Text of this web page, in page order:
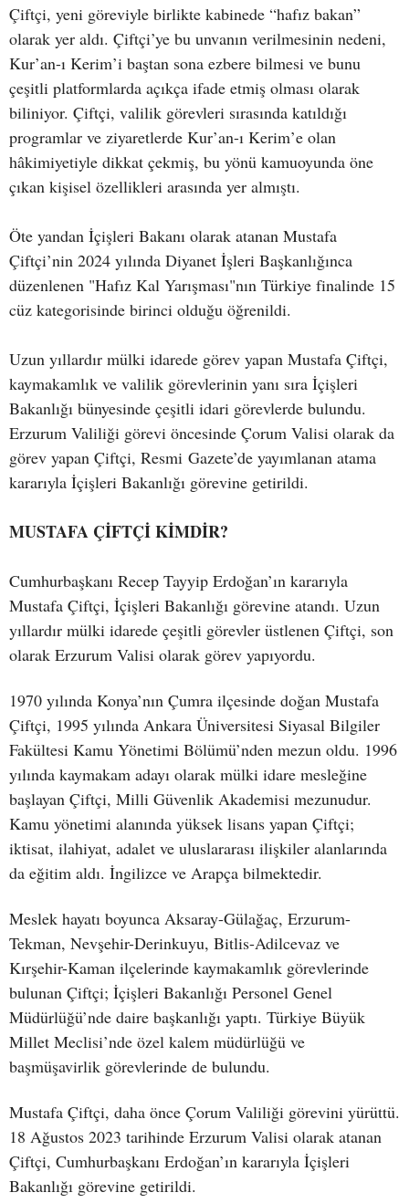
Çiftçi, yeni göreviyle birlikte kabinede “hafız bakan”
olarak yer aldı. Çiftçi’ye bu unvanın verilmesinin nedeni,
Kur’an-ı Kerim’i baştan sona ezbere bilmesi ve bunu
çeşitli platformlarda açıkça ifade etmiş olması olarak
biliniyor. Çiftçi, valilik görevleri sırasında katıldığı
programlar ve ziyaretlerde Kur’an-ı Kerim’e olan
hâkimiyetiyle dikkat çekmiş, bu yönü kamuoyunda öne
çıkan kişisel özellikleri arasında yer almıştı.
Öte yandan İçişleri Bakanı olarak atanan Mustafa
Çiftçi’nin 2024 yılında Diyanet İşleri Başkanlığınca
düzenlenen "Hafız Kal Yarışması"nın Türkiye finalinde 15
cüz kategorisinde birinci olduğu öğrenildi.
Uzun yıllardır mülki idarede görev yapan Mustafa Çiftçi,
kaymakamlık ve valilik görevlerinin yanı sıra İçişleri
Bakanlığı bünyesinde çeşitli idari görevlerde bulundu.
Erzurum Valiliği görevi öncesinde Çorum Valisi olarak da
görev yapan Çiftçi, Resmi Gazete’de yayımlanan atama
kararıyla İçişleri Bakanlığı görevine getirildi.
MUSTAFA ÇİFTÇİ KİMDİR?
Cumhurbaşkanı Recep Tayyip Erdoğan’ın kararıyla
Mustafa Çiftçi, İçişleri Bakanlığı görevine atandı. Uzun
yıllardır mülki idarede çeşitli görevler üstlenen Çiftçi, son
olarak Erzurum Valisi olarak görev yapıyordu.
1970 yılında Konya’nın Çumra ilçesinde doğan Mustafa
Çiftçi, 1995 yılında Ankara Üniversitesi Siyasal Bilgiler
Fakültesi Kamu Yönetimi Bölümü’nden mezun oldu. 1996
yılında kaymakam adayı olarak mülki idare mesleğine
başlayan Çiftçi, Milli Güvenlik Akademisi mezunudur.
Kamu yönetimi alanında yüksek lisans yapan Çiftçi;
iktisat, ilahiyat, adalet ve uluslararası ilişkiler alanlarında
da eğitim aldı. İngilizce ve Arapça bilmektedir.
Meslek hayatı boyunca Aksaray-Gülağaç, Erzurum-
Tekman, Nevşehir-Derinkuyu, Bitlis-Adilcevaz ve
Kırşehir-Kaman ilçelerinde kaymakamlık görevlerinde
bulunan Çiftçi; İçişleri Bakanlığı Personel Genel
Müdürlüğü’nde daire başkanlığı yaptı. Türkiye Büyük
Millet Meclisi’nde özel kalem müdürlüğü ve
başmüşavirlik görevlerinde de bulundu.
Mustafa Çiftçi, daha önce Çorum Valiliği görevini yürüttü.
18 Ağustos 2023 tarihinde Erzurum Valisi olarak atanan
Çiftçi, Cumhurbaşkanı Erdoğan’ın kararıyla İçişleri
Bakanlığı görevine getirildi.